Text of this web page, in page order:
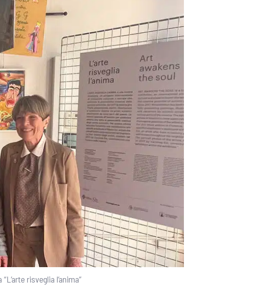
risveglia l’anima”